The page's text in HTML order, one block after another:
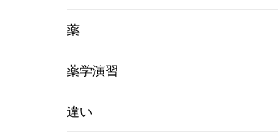
薬
薬学演習
違い